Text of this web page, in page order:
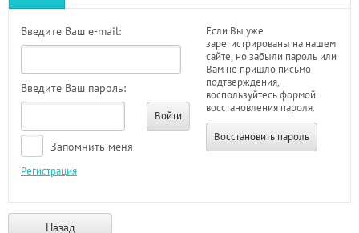
Введите Ваш e-mail:
Введите Ваш пароль:
Войти
Запомнить меня
Регистрация
Если Вы уже
зарегистрированы на нашем
сайте, но забыли пароль или
Вам не пришло письмо
подтверждения,
воспользуйтесь формой
восстановления пароля.
Восстановить пароль
Назад